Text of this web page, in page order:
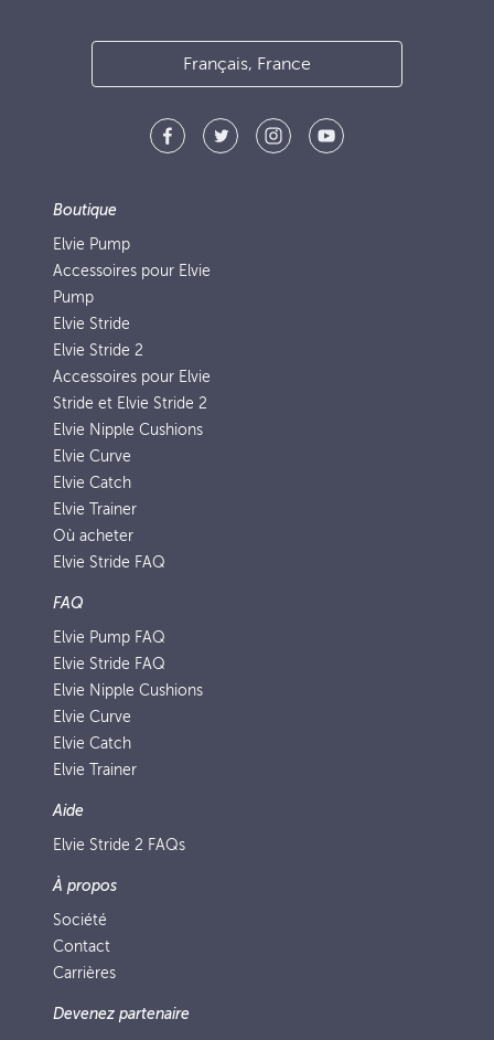
Français, France
Boutique
Elvie Pump
Accessoires pour Elvie
Pump
Elvie Stride
Elvie Stride 2
Accessoires pour Elvie
Stride et Elvie Stride 2
Elvie Nipple Cushions
Elvie Curve
Elvie Catch
Elvie Trainer
Où acheter
Elvie Stride FAQ
FAQ
Elvie Pump FAQ
Elvie Stride FAQ
Elvie Nipple Cushions
Elvie Curve
Elvie Catch
Elvie Trainer
Aide
Elvie Stride 2 FAQs
À propos
Société
Contact
Carrières
Devenez partenaire